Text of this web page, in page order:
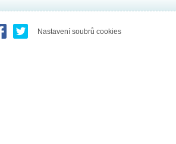
Nastavení soubrů cookies